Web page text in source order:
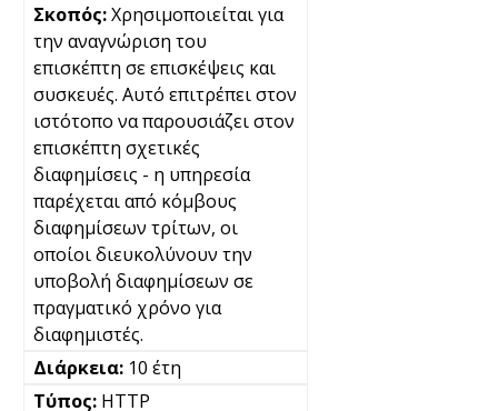
Χρησιμοποιείται για
την αναγνώριση του
επισκέπτη σε επισκέψεις και
συσκευές. Αυτό επιτρέπει στον
ιστότοπο να παρουσιάζει στον
επισκέπτη σχετικές
διαφημίσεις - η υπηρεσία
παρέχεται από κόμβους
διαφημίσεων τρίτων, οι
οποίοι διευκολύνουν την
υποβολή διαφημίσεων σε
πραγματικό χρόνο για
διαφημιστές.
10 έτη
HTTP